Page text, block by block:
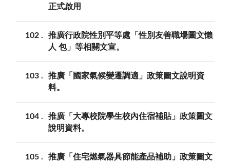
正式啟用
102
推廣行政院性別平等處「性別友善職場圖文懶
人 包」等相關文宣。
103
推廣「國家氣候變遷調適」政策圖文說明資
料。
104
推廣「大專校院學生校內住宿補貼」政策圖文
說明資料。
105
推廣「住宅燃氣器具節能產品補助」政策圖文